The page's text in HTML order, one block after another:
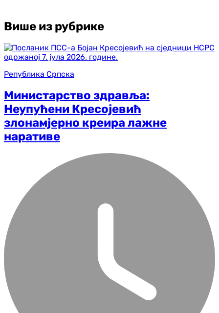
Више из рубрике
Република Српска
Министарство здравља:
Неупућени Кресојевић
злонамјерно креира лажне
наративе